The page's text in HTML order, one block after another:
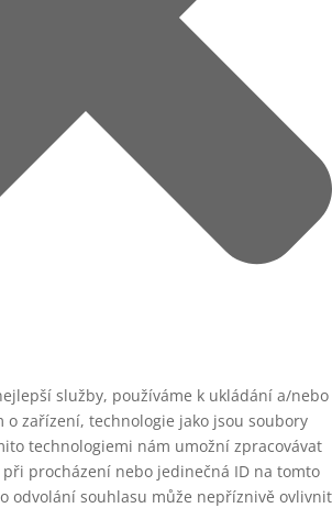
služby, používáme k ukládání a/nebo
zařízení, technologie jako jsou soubory
technologiemi nám umožní zpracovávat
procházení nebo jedinečná ID na tomto
odvolání souhlasu může nepříznivě ovlivnit